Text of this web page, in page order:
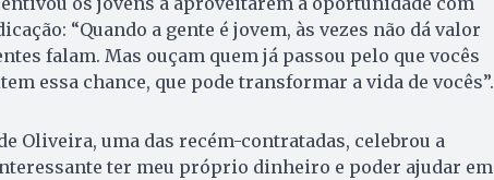
“Quando a gente é jovem, às vezes não dá valor
falam. Mas ouçam quem já passou pelo que vocês
essa chance, que pode transformar a vida de vocês”.
Oliveira, uma das recém-contratadas, celebrou a
ter meu próprio dinheiro e poder ajudar em